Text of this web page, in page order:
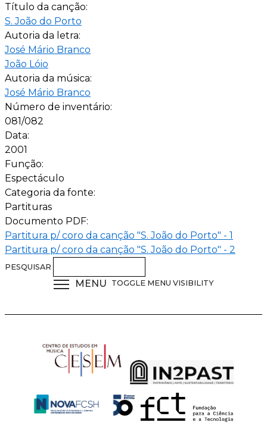
Título da canção:
S. João do Porto
Autoria da letra:
José Mário Branco
João Lóio
Autoria da música:
José Mário Branco
Número de inventário:
081/082
Data:
2001
Função:
Espectáculo
Categoria da fonte:
Partituras
Documento PDF:
Partitura p/ coro da canção "S. João do Porto" - 1
Partitura p/ coro da canção "S. João do Porto" - 2
PESQUISAR
MENU TOGGLE MENU VISIBILITY